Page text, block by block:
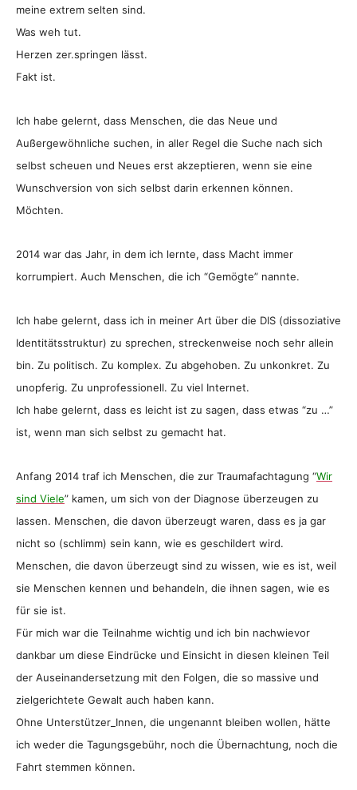
meine extrem selten sind.
Was weh tut.
Herzen zer.springen lässt.
Fakt ist.
Ich habe gelernt, dass Menschen, die das Neue und
Außergewöhnliche suchen, in aller Regel die Suche nach sich
selbst scheuen und Neues erst akzeptieren, wenn sie eine
Wunschversion von sich selbst darin erkennen können.
Möchten.
2014 war das Jahr, in dem ich lernte, dass Macht immer
korrumpiert. Auch Menschen, die ich “Gemögte” nannte.
Ich habe gelernt, dass ich in meiner Art über die DIS (dissoziative
Identitätsstruktur) zu sprechen, streckenweise noch sehr allein
bin. Zu politisch. Zu komplex. Zu abgehoben. Zu unkonkret. Zu
unopferig. Zu unprofessionell. Zu viel Internet.
Ich habe gelernt, dass es leicht ist zu sagen, dass etwas “zu …”
ist, wenn man sich selbst zu gemacht hat.
Anfang 2014 traf ich Menschen, die zur Traumafachtagung “Wir
sind Viele” kamen, um sich von der Diagnose überzeugen zu
lassen. Menschen, die davon überzeugt waren, dass es ja gar
nicht so (schlimm) sein kann, wie es geschildert wird.
Menschen, die davon überzeugt sind zu wissen, wie es ist, weil
sie Menschen kennen und behandeln, die ihnen sagen, wie es
für sie ist.
Für mich war die Teilnahme wichtig und ich bin nachwievor
dankbar um diese Eindrücke und Einsicht in diesen kleinen Teil
der Auseinandersetzung mit den Folgen, die so massive und
zielgerichtete Gewalt auch haben kann.
Ohne Unterstützer_Innen, die ungenannt bleiben wollen, hätte
ich weder die Tagungsgebühr, noch die Übernachtung, noch die
Fahrt stemmen können.